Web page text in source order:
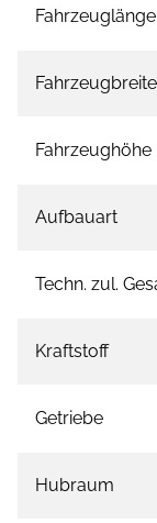
Fahrzeuglänge
Fahrzeugbreite
Fahrzeughöhe
Aufbauart
Techn. zul.
Kraftstoff
Getriebe
Hubraum